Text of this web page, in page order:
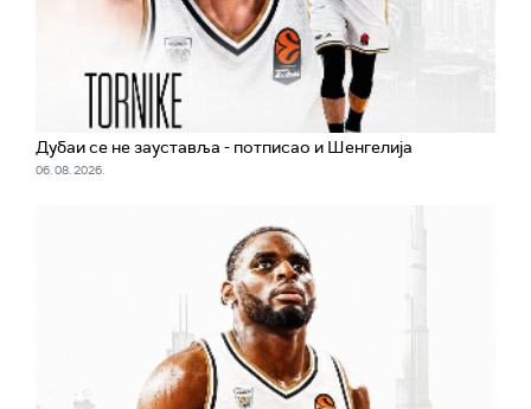
Дубаи се не зауставља - потписао и Шенгелија
06. 08. 2026.